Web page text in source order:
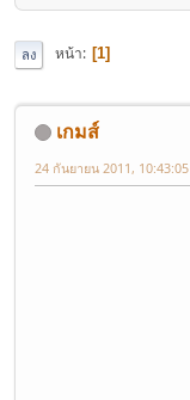
ลง หน้า 1
เกมส์
24 กันยายน 2011, 10:43:05